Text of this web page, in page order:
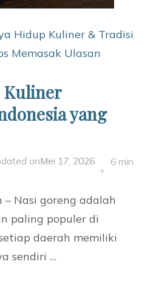
Hidup Kuliner & Tradisi
Memasak Ulasan
Kuliner
yang
onMei 17, 2026
6 min
Nasi goreng adalah
paling populer di
daerah memiliki
sendiri …